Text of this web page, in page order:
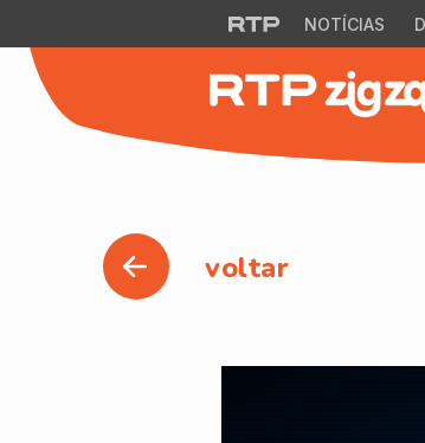
NOTÍCIAS
voltar